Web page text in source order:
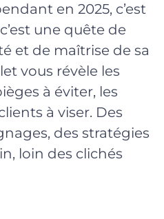
en 2025, c’est
une quête de
et de maîtrise de sa
vous révèle les
à éviter, les
à viser. Des
des stratégies
loin des clichés